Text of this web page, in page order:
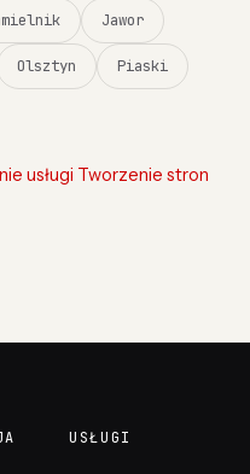
Jawor
Olsztyn Piaski
usługi Tworzenie stron
USŁUGI